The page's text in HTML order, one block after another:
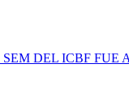
DEL ICBF FUE